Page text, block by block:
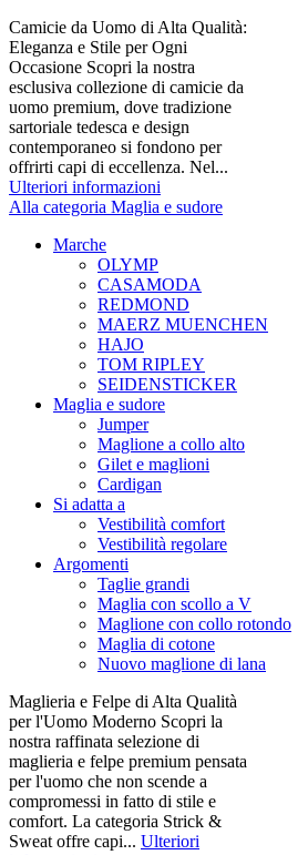
Camicie da Uomo di Alta Qualità:
Eleganza e Stile per Ogni
Occasione Scopri la nostra
esclusiva collezione di camicie da
uomo premium, dove tradizione
sartoriale tedesca e design
contemporaneo si fondono per
offrirti capi di eccellenza. Nel...
Ulteriori informazioni
Alla categoria Maglia e sudore
Marche
OLYMP
CASAMODA
REDMOND
MAERZ MUENCHEN
HAJO
TOM RIPLEY
SEIDENSTICKER
Maglia e sudore
Jumper
Maglione a collo alto
Gilet e maglioni
Cardigan
Si adatta a
Vestibilità comfort
Vestibilità regolare
Argomenti
Taglie grandi
Maglia con scollo a V
Maglione con collo rotondo
Maglia di cotone
Nuovo maglione di lana
Maglieria e Felpe di Alta Qualità
per l'Uomo Moderno Scopri la
nostra raffinata selezione di
maglieria e felpe premium pensata
per l'uomo che non scende a
compromessi in fatto di stile e
comfort. La categoria Strick &
Sweat offre capi... Ulteriori